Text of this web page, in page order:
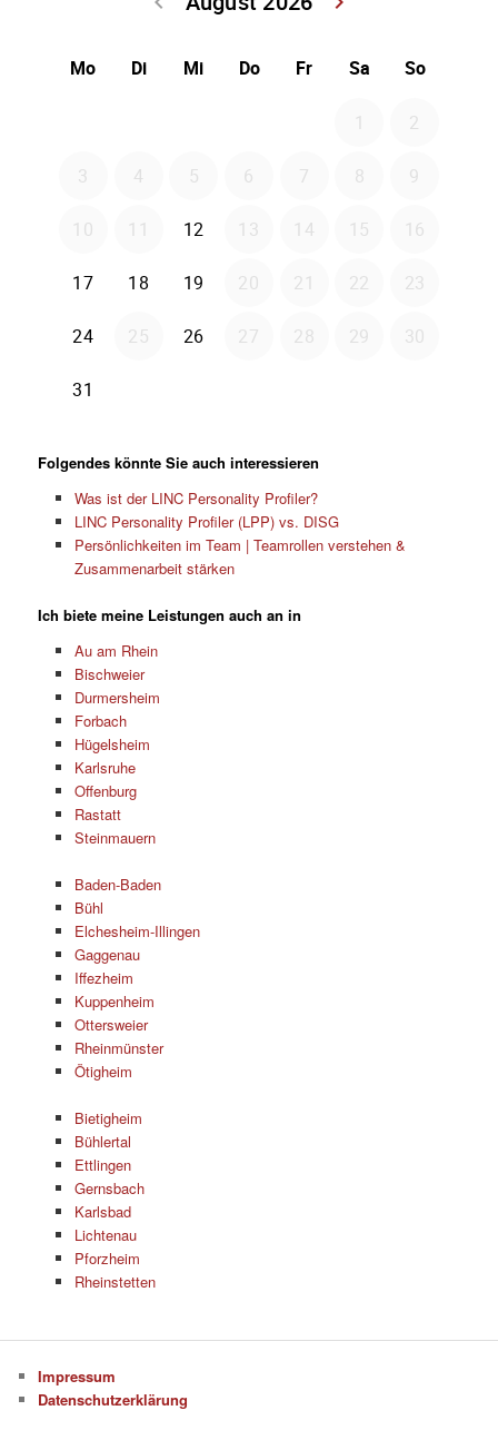
Folgendes könnte Sie auch interessieren
Was ist der LINC Personality Profiler?
LINC Personality Profiler (LPP) vs. DISG
Persönlichkeiten im Team | Teamrollen verstehen &
Zusammenarbeit stärken
Ich biete meine Leistungen auch an in
Au am Rhein
Bischweier
Durmersheim
Forbach
Hügelsheim
Karlsruhe
Offenburg
Rastatt
Steinmauern
Baden-Baden
Bühl
Elchesheim-Illingen
Gaggenau
Iffezheim
Kuppenheim
Ottersweier
Rheinmünster
Ötigheim
Bietigheim
Bühlertal
Ettlingen
Gernsbach
Karlsbad
Lichtenau
Pforzheim
Rheinstetten
Impressum
Datenschutzerklärung